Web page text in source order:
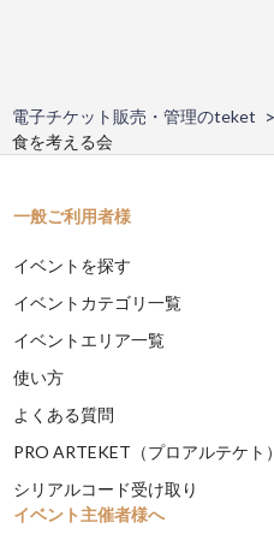
電子チケット販売・管理のteket
食を考える会
一般ご利用者様
イベントを探す
イベントカテゴリ一覧
イベントエリア一覧
使い方
よくある質問
PRO ARTEKET（プロアルテケト）
シリアルコード受け取り
イベント主催者様へ